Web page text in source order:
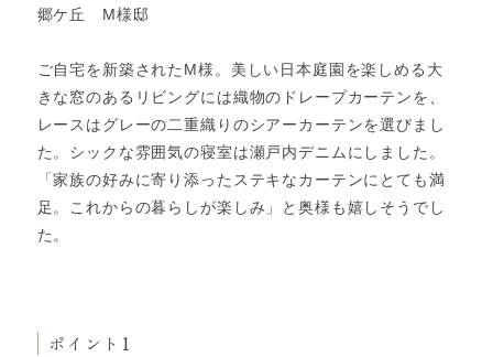
郷ケ丘 M様邸
ご自宅を新築されたM様。美しい日本庭園を楽しめる大
きな窓のあるリビングには織物のドレープカーテンを、
レースはグレーの二重織りのシアーカーテンを選びまし
た。シックな雰囲気の寝室は瀬戸内デニムにしました。
「家族の好みに寄り添ったステキなカーテンにとても満
足。これからの暮らしが楽しみ」と奥様も嬉しそうでし
た。
ポイント1